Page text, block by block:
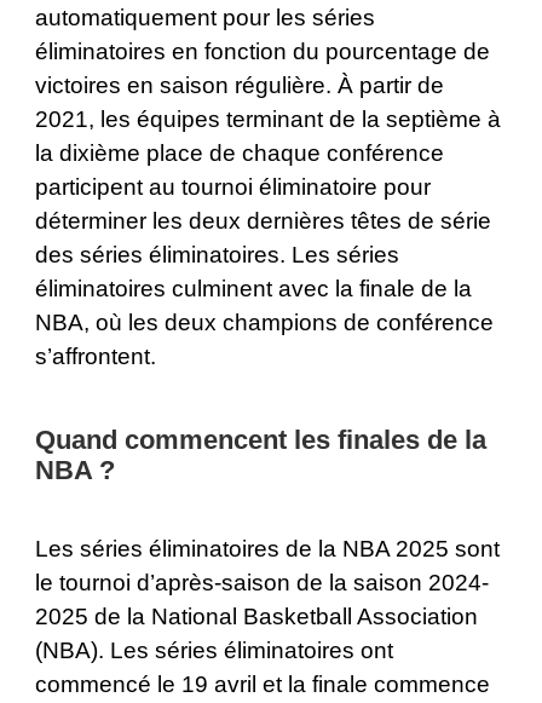
automatiquement pour les séries
éliminatoires en fonction du pourcentage de
victoires en saison régulière. À partir de
2021, les équipes terminant de la septième à
la dixième place de chaque conférence
participent au tournoi éliminatoire pour
déterminer les deux dernières têtes de série
des séries éliminatoires. Les séries
éliminatoires culminent avec la finale de la
NBA, où les deux champions de conférence
s’affrontent.
Quand commencent les finales de la
NBA ?
Les séries éliminatoires de la NBA 2025 sont
le tournoi d’après-saison de la saison 2024-
2025 de la National Basketball Association
(NBA). Les séries éliminatoires ont
commencé le 19 avril et la finale commence